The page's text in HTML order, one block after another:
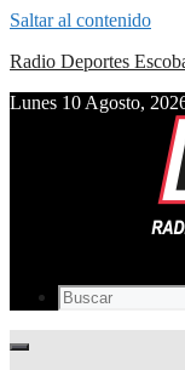
Saltar al contenido
Radio Deportes
Lunes 10 Agosto,